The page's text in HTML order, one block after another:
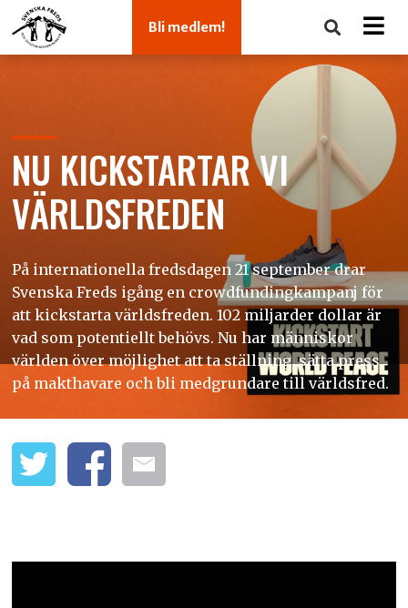
Bli medlem!
NU KICKSTARTAR VI
VÄRLDSFREDEN
På internationella fredsdagen 21 september drar
Svenska Freds igång en crowdfundingkampanj för
att kickstarta världsfreden. 102 miljarder dollar är
vad som potentiellt behövs. Nu har människor
världen över möjlighet att ta ställning, sätta press
på makthavare och bli medgrundare till världsfred.